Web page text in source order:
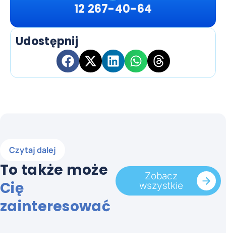
12 267-40-64
Udostępnij
Czytaj dalej
To także może
Cię
zainteresować
Zobacz
wszystkie